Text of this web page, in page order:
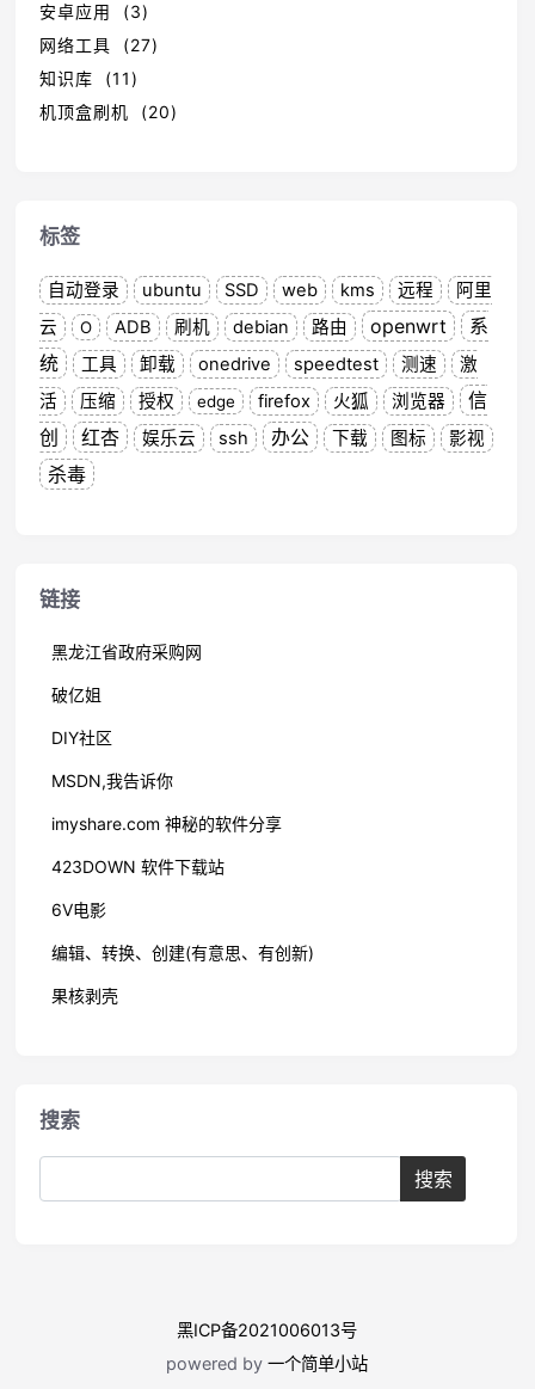
安卓应用 (3)
网络工具 (27)
知识库 (11)
机顶盒刷机 (20)
标签
自动登录 ubuntu SSD web kms 远程
阿里
云
O ADB 刷机 debian 路由 openwrt
系
统
工具 卸载 onedrive speedtest 测速
激
活
压缩 授权 edge firefox 火狐 浏览器
信
创
红杏 娱乐云 ssh 办公 下载 图标 影视
杀毒
链接
黑龙江省政府采购网
破亿姐
DIY社区
MSDN,我告诉你
imyshare.com 神秘的软件分享
423DOWN 软件下载站
6V电影
编辑、转换、创建(有意思、有创新)
果核剥壳
搜索
黑ICP备2021006013号
powered by 一个简单小站